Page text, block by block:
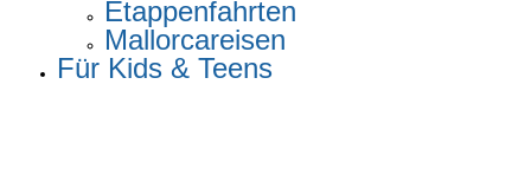
Etappenfahrten
Mallorcareisen
Für Kids & Teens